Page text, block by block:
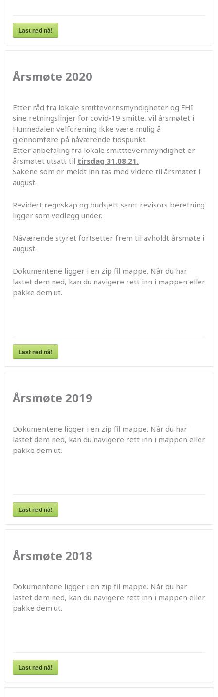
Last ned nå!
Årsmøte 2020
Etter råd fra lokale smittevernsmyndigheter og FHI
sine retningslinjer for covid-19 smitte, vil årsmøtet i
Hunnedalen velforening ikke være mulig å
gjennomføre på nåværende tidspunkt.
Etter anbefaling fra lokale smitttevernmyndighet er
årsmøtet utsatt til tirsdag 31.08.21.
Sakene som er meldt inn tas med videre til årsmøtet i
august.
Revidert regnskap og budsjett samt revisors beretning
ligger som vedlegg under.
Nåværende styret fortsetter frem til avholdt årsmøte i
august.
Dokumentene ligger i en zip fil mappe. Når du har
lastet dem ned, kan du navigere rett inn i mappen eller
pakke dem ut.
Last ned nå!
Årsmøte 2019
Dokumentene ligger i en zip fil mappe. Når du har
lastet dem ned, kan du navigere rett inn i mappen eller
pakke dem ut.
Last ned nå!
Årsmøte 2018
Dokumentene ligger i en zip fil mappe. Når du har
lastet dem ned, kan du navigere rett inn i mappen eller
pakke dem ut.
Last ned nå!